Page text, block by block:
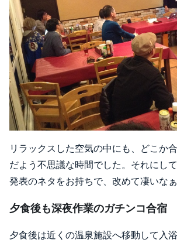
リラックスした空気の中にも、どこか
だよう不思議な時間でした。それにし
発表のネタをお持ちで、改めて凄いなぁ
夕食後も深夜作業のガチンコ合宿
夕食後は近くの温泉施設へ移動して入